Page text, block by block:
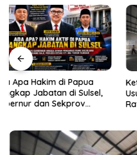
Ketum PERJOSI Minta APH
Usut Skandal 5.300 Ton Gula
Rafinasi Makassar,